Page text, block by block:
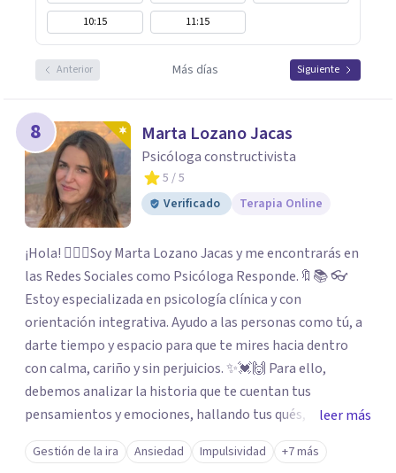
10:15
11:15
Anterior Más días Siguiente
8 Marta Lozano Jacas
Psicóloga constructivista
5 / 5
Verificado
Terapia Online
¡Hola! 🙋🏼‍♀️Soy Marta Lozano Jacas y me encontrarás en
las Redes Sociales como Psicóloga Responde.🔖📚 👓
Estoy especializada en psicología clínica y con
orientación integrativa. Ayudo a las personas como tú, a
darte tiempo y espacio para que te mires hacia dentro
con calma, cariño y sin perjuicios. ✨💓🙌 Para ello,
debemos analizar la historia que te cuentan tus
pensamientos y emociones, hallando tus qués, tus
cómos, tus porqués, tus cuándos y tus dóndes a lo largo
de tu vida. Así, podrás desenredar el lío que es vivir, podrás
leer más
Gestión de la ira Ansiedad Impulsividad +7 más